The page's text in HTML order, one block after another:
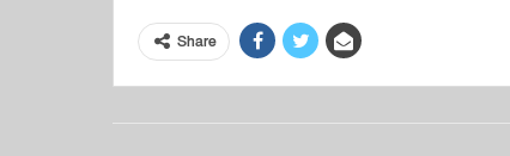
Share